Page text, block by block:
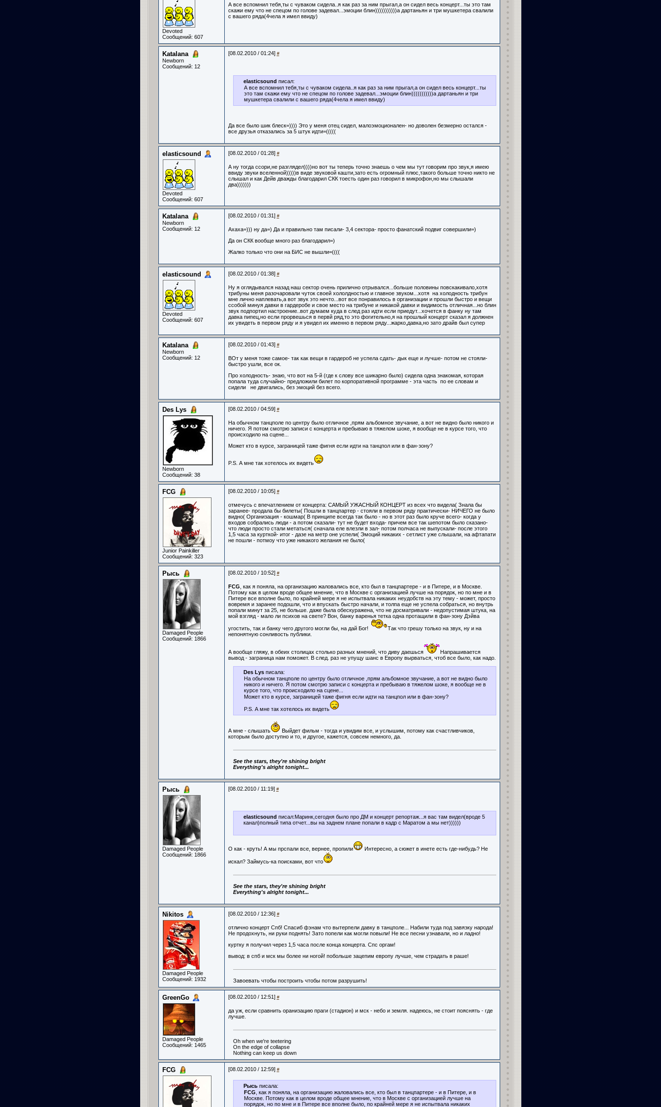
Devoted
Сообщений: 607
А все вспомнил тебя,ты с чуваком сидела..я как раз за ним прыгал,а он сидел весь концерт...ты это там
скажи ему что не спецом по голове задевал...эмоции блин)))))))))))а дартаньян и три мушкетера свалили
с вашего ряда(4чела я имел ввиду)
Katalana
Newborn
Сообщений: 12
[08.02.2010 / 01:24] #
elasticsound писал:
А все вспомнил тебя,ты с чуваком сидела..я как раз за ним прыгал,а он сидел весь концерт...ты
это там скажи ему что не спецом по голове задевал...эмоции блин)))))))))))а дартаньян и три
мушкетера свалили с вашего ряда(4чела я имел ввиду)
Да все было шик блеск=)))) Это у меня отец сидел, малоэмоционален- но доволен безмерно остался -
все друзья отказались за 5 штук идти=(((((
elasticsound
Devoted
Сообщений: 607
[08.02.2010 / 01:28] #
А ну тогда ссори,не разглядел))))но вот ты теперь точно знаешь о чем мы тут говорим про звук,я имею
ввиду звуки вселенной)))))в виде звуковой кашти,зато есть огромный плюс,такого больше точно никто не
слышал и как Дейв дважды благодарил СКК тоесть один раз говорил в микрофон,но мы слышали
два)))))))
Katalana
Newborn
Сообщений: 12
[08.02.2010 / 01:31] #
Ахаха=))) ну да=) Да и правильно там писали- 3,4 сектора- просто фанатский подвиг совершили=)
Да он СКК вообще много раз благодарил=)
Жалко только что они на БИС не вышли=((((
elasticsound
Devoted
Сообщений: 607
[08.02.2010 / 01:38] #
Ну я оглядывался назад наш сектор очень прилично отрывался...больше половины повскакивало,хотя
трибуны меня разочаровали чуток своей хололдностью и главное звуком...хотя на холодность трибун
мне лично наплевать,а вот звук это нечто...вот все понравилось в организации и прошли быстро и вещи
ссобой минуя давки в гардеробе и свое место на трибуне и никакой давки и видимость отличная...но блин
звук подпортил настроение..вот думаем куда в след раз идти если приедут...хочется в фанку ну там
давка пипец,но если прорвешься в первй ряд,то это фогительно,я на прошлый концерт сказал я должнен
их увидеть в первом ряду и я увидел их именно в первом ряду...жарко,давка,но зато драйв был супер
Katalana
Newborn
Сообщений: 12
[08.02.2010 / 01:43] #
ВОт у меня тоже самое- так как вещи в гардероб не успела сдать- дык еще и лучше- потом не стояли-
быстро ушли, все ок.
Про холодность- знаю, что вот на 5-й (где к слову все шикарно было) сидела одна знакомая, которая
попала туда случайно- предложили билет по корпоративной программе - эта часть по ее словам и
сидели не двигались, без эмоций без всего.
Des Lys
Newborn
Сообщений: 38
[08.02.2010 / 04:59] #
На обычном танцполе по центру было отличное ,прям альбомное звучание, а вот не видно было никого и
ничего. Я потом смотрю записи с концерта и пребываю в тяжелом шоке, я вообще не в курсе того, что
происходило на сцене...
Может кто в курсе, заграницей таже фигня если идти на танцпол или в фан-зону?
P.S. А мне так хотелось их видеть
FCG
Junior Painkiller
Сообщений: 323
[08.02.2010 / 10:05] #
отмечусь с впечатлением от концерта: САМЫЙ УЖАСНЫЙ КОНЦЕРТ из всех что видела( Знала бы
заранее- продала бы билеты( Пошли в танцпартер - стояли в первом ряду практически- НИЧЕГО не было
видно( Организация - кошмар( В принципе всегда так было - но в этот раз было круче всего- когда у
входов собрались люди - а потом сказали- тут не будет входа- причем все так шепотом было сказано-
что люди просто стали метаться( сначала еле влезли в зал- потом полчаса не выпускали- после этого
1,5 часа за курткой- итог - дазе на метр оне успели( Эмоций никаких - сетлист уже слышали, на афтапати
не пошли - потмоу что уже никакого желания не было(
Рысь
Damaged People
Сообщений: 1866
[08.02.2010 / 10:52] #
FCG , как я поняла, на организацию жаловались все, кто был в танцпартере - и в Питере, и в Москве.
Потому как в целом вроде общее мнение, что в Москве с организацией лучше на порядок, но по мне и в
Питере все вполне было, по крайней мере я не испытвала никаких неудобств на эту тему - может, просто
вовремя и заранее подошли, что и впускать быстро начали, и толпа еще не успела собраться, но внутрь
попали минут за 25, не больше. даже была обескуражена, что не досматривали - недопустимая штука, на
мой взгляд - мало ли психов на свете? Вон, банку варенья тетка одна протащили в фан-зону Дэйва
угостить, так и банку чего другого могли бы, на дай Бог!
Так что грешу только на звук, ну и на
непонятную сонливость публики.
А вообще гляжу, в обеих столицах столько разных мнений, что диву даешься
Напрашивается
вывод - заграница нам поможет. В след. раз не упущу шанс в Европу вырваться, чтоб все было, как надо.
Des Lysписала:
На обычном танцполе по центру было отличное ,прям альбомное звучание, а вот не видно было
никого и ничего. Я потом смотрю записи с концерта и пребываю в тяжелом шоке, я вообще не в
курсе того, что происходило на сцене...
Может кто в курсе, заграницей таже фигня если идти на танцпол или в фан-зону?
P.S. А мне так хотелось их видеть
А мне - слышать
Выйдет фильм - тогда и увидим все, и услышим, потому как счастливчиков,
которым было доступно и то, и другое, кажется, совсем немного, да.
See the stars, they're shining bright
Everything's alright tonight...
Рысь
Damaged People
Сообщений: 1866
[08.02.2010 / 11:19] #
elasticsound писал:Маринк,сегодня было про ДМ и концерт репортаж...я вас там видел(вроде 5
канал)полный типа отчет...вы на заднем плане попали в кадр с Маратом а мы нет))))))
О как - круть! А мы прспали все, вернее, пропили Интересно, а сюжет в инете есть где-нибудь? Не
искал? Займусь-ка поисками, вот что
See the stars, they're shining bright
Everything's alright tonight...
Nikitos
Damaged People
Сообщений: 1932
[08.02.2010 / 12:36] #
отлично концерт Спб! Спасиб фэнам что вытерпели давку в танцполе... Набили туда под завязку народа!
Не продохнуть, ни руки поднять! Зато попели как могли повыли! Не все песни узнавали, но и ладно!
куртку я получил через 1,5 часа после конца концерта. Спс оргам!
вывод: в спб и мск мы более ни ногой! побольше зацепим европу лучше, чем страдать в раше!
Завоевать чтобы построить чтобы потом разрушить!
GreenGo
Damaged People
Сообщений: 1465
[08.02.2010 / 12:51] #
да уж, если сравнить оранизацию праги (стадион) и мск - небо и земля. надеюсь, не стоит пояснять - где
лучше.
Oh when we're teetering
On the edge of collapse
Nothing can keep us down
FCG [08.02.2010 / 12:59] #
Рысьписала:
FCG , как я поняла, на организацию жаловались все, кто был в танцпартере - и в Питере, и в
Москве. Потому как в целом вроде общее мнение, что в Москве с организацией лучше на
порядок, но по мне и в Питере все вполне было, по крайней мере я не испытвала никаких